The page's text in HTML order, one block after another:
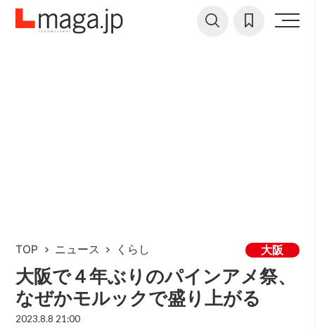
TOP ニュース くらし 大阪
大阪で４年ぶりのパインアメ祭、
なぜかモルックで盛り上がる
2023.8.8 21:00